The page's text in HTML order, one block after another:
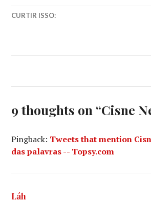
GLOBO
OSCAR
REQUIEM
PARA
SONHO
CURTIR ISSO:
9 thoughts on “Cisne
Pingback: Tweets that mention
das palavras -- Topsy.com
Láh